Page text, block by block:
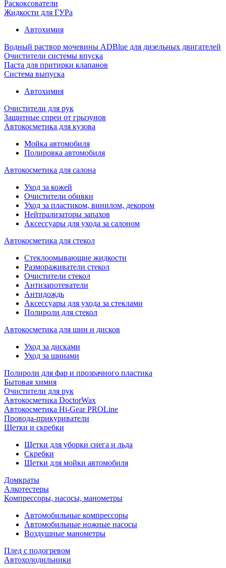
Раскоксователи
Жидкости для ГУРа
Автохимия
Водный раствор мочевины ADBlue для дизельных двигателей
Очистители системы впуска
Паста для притирки клапанов
Система выпуска
Автохимия
Очистители для рук
Защитные спреи от грызунов
Автокосметика для кузова
Мойка автомобиля
Полировка автомобиля
Автокосметика для салона
Уход за кожей
Очистители обивки
Уход за пластиком, винилом, декором
Нейтрализаторы запахов
Аксессуары для ухода за салоном
Автокосметика для стекол
Стеклоомывающие жидкости
Размораживатели стекол
Очистители стекол
Антизапотеватели
Антидождь
Аксессуары для ухода за стеклами
Полироли для стекол
Автокосметика для шин и дисков
Уход за дисками
Уход за шинами
Полироли для фар и прозрачного пластика
Бытовая химия
Очистители для рук
Автокосметика DoctorWax
Автокосметика Hi-Gear PROLine
Провода-прикуриватели
Щетки и скребки
Щетки для уборки снега и льда
Скребки
Щетки для мойки автомобиля
Домкраты
Алкотестеры
Компрессоры, насосы, манометры
Автомобильные компрессоры
Автомобильные ножные насосы
Воздушные манометры
Плед с подогревом
Автохолодильники